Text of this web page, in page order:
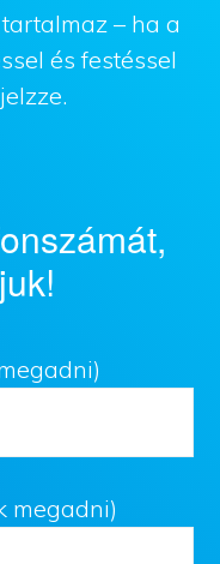
– ha a
és festéssel
megadni)